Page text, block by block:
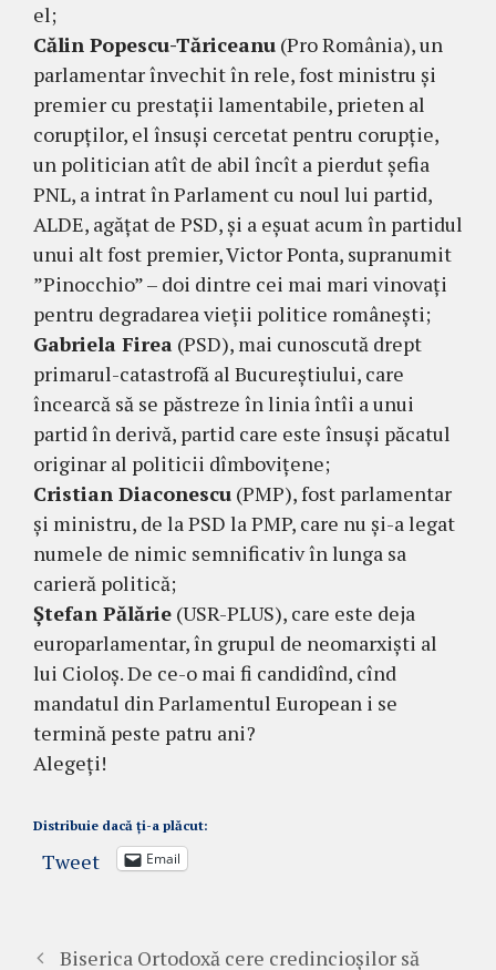
el;
Călin Popescu-Tăriceanu (Pro România), un
parlamentar învechit în rele, fost ministru și
premier cu prestații lamentabile, prieten al
corupților, el însuși cercetat pentru corupție,
un politician atît de abil încît a pierdut șefia
PNL, a intrat în Parlament cu noul lui partid,
ALDE, agățat de PSD, și a eșuat acum în partidul
unui alt fost premier, Victor Ponta, supranumit
”Pinocchio” – doi dintre cei mai mari vinovați
pentru degradarea vieții politice românești;
Gabriela Firea (PSD), mai cunoscută drept
primarul-catastrofă al Bucureștiului, care
încearcă să se păstreze în linia întîi a unui
partid în derivă, partid care este însuși păcatul
originar al politicii dîmbovițene;
Cristian Diaconescu (PMP), fost parlamentar
și ministru, de la PSD la PMP, care nu și-a legat
numele de nimic semnificativ în lunga sa
carieră politică;
Ștefan Pălărie (USR-PLUS), care este deja
europarlamentar, în grupul de neomarxiști al
lui Cioloș. De ce-o mai fi candidînd, cînd
mandatul din Parlamentul European i se
termină peste patru ani?
Alegeți!
Distribuie dacă ți-a plăcut:
Tweet Email
Biserica Ortodoxă cere credincioșilor să